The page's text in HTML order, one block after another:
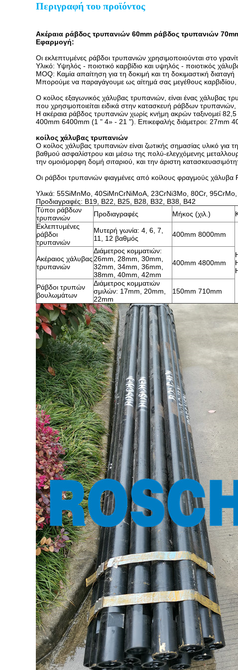
Περιγραφή του προϊόντος
Ακέραια ράβδος τρυπανιών 60mm ράβδος τρυπανιών
Εφαρμογή:
Οι εκλεπτυμένες ράβδοι τρυπανιών χρησιμοποιούνται στο
Υλικό: Υψηλός - ποιοτικό καρβίδιο και υψηλός - ποιοτικός
MOQ: Καμία απαίτηση για τη δοκιμή και τη δοκιμαστική διαταγή
Μπορούμε να παραγάγουμε ως αίτημά σας μεγέθους
Ο κοίλος εξαγωνικός χάλυβας τρυπανιών, είναι ένας χάλυβας
που χρησιμοποιείται ειδικά στην κατασκευή ράβδων τρυπανιών,
Η ακέραια ράβδος τρυπανιών χωρίς κνήμη ακρών ταξινομεί
400mm 6400mm (1 " 4» - 21 "). Επικεφαλής διάμετροι: 27mm
κοίλος χάλυβας τρυπανιών
Ο κοίλος χάλυβας τρυπανιών είναι ζωτικής σημασίας υλικό
βαθμού ασφαλίστρου και μέσω της πολύ-ελεγχόμενης
την ομοιόμορφη δομή σιταριού, και την άριστη
Οι ράβδοι τρυπανιών φιαγμένες από κοίλους φραγμούς
Υλικά: 55SiMnMo, 40SiMnCrNiMoA, 23CrNi3Mo, 80Cr,
Προδιαγραφές: B19, B22, B25, B28, B32, B38, B42
Τύποι ράβδων
τρυπανιών
Προδιαγραφές Μήκος (χιλ.)
Εκλεπτυμένες
ράβδοι
τρυπανιών
Μυτερή γωνία: 4, 6, 7,
11, 12 βαθμός
400mm 8000mm
Ακέραιος χάλυβας
τρυπανιών
Διάμετρος κομματιών:
26mm, 28mm, 30mm,
32mm, 34mm, 36mm,
38mm, 40mm, 42mm
400mm 4800mm
Ράβδοι τρυπών
βουλωμάτων
Διάμετρος κομματιών
σμιλών: 17mm, 20mm,
22mm
150mm 710mm